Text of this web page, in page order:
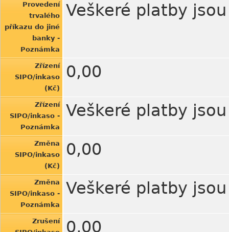
Provedení
trvalého
příkazu do jiné
banky -
Poznámka
Veškeré platby
Zřízení
SIPO/inkaso
(Kč)
0,00
Zřízení
SIPO/inkaso -
Poznámka
Veškeré platby
Změna
SIPO/inkaso
(Kč)
0,00
Změna
SIPO/inkaso -
Poznámka
Veškeré platby
Zrušení
0,00